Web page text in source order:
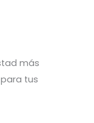
más
tus